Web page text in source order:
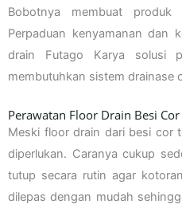
Bobotnya membuat
Perpaduan kenyamanan dan
drain Futago Karya solusi
membutuhkan sistem drainase
Perawatan Floor Drain Besi Cor
Meski floor drain dari besi cor
diperlukan. Caranya cukup
tutup secara rutin agar
dilepas dengan mudah